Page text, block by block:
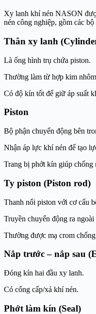
Xy lanh khí nén NASON
nén công nghiệp, gồm các bộ
Thân xy lanh
Là ống hình trụ chứa piston.
Thường làm từ hợp kim
Có độ kín tốt để giữ áp suất
Piston
Bộ phận chuyển động bên
Nhận áp lực khí nén để tạo
Trang bị phớt kín giúp chống
Ty piston (Piston rod)
Thanh nối piston với cơ cấu
Truyền chuyển động ra
Thường được mạ crom
Nắp trước – nắp sau
Đóng kín hai đầu xy lanh.
Có cổng cấp/xả khí nén.
Phớt làm kín (Seal)